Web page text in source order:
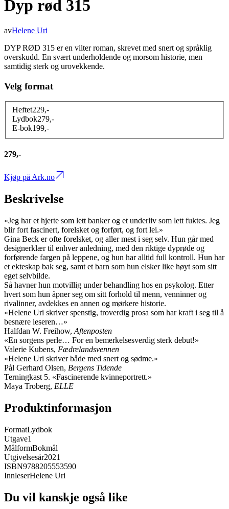
Dyp rød 315
avHelene Uri
DYP RØD 315 er en vilter roman, skrevet med snert og språklig
overskudd. En svært underholdende og morsom historie, men
samtidig sterk og urovekkende.
Velg format
Heftet229,-
Lydbok279,-
E-bok199,-
279,-
Kjøp på Ark.no
Beskrivelse
«Jeg har et hjerte som lett banker og et underliv som lett fuktes. Jeg
blir fort fascinert, forelsket og forført, og fort lei.»
Gina Beck er ofte forelsket, og aller mest i seg selv. Hun går med
designerklær til enhver anledning, med den riktige dyprøde og
forførende fargen på leppene, og hun har alltid full kontroll. Hun har
et ekteskap bak seg, samt et barn som hun elsker like høyt som sitt
eget selvbilde.
Så havner hun motvillig under behandling hos en psykolog. Etter
hvert som hun åpner seg om sitt forhold til menn, venninner og
rivalinner, avdekkes en annen og mørkere historie.
«Helene Uri skriver spenstig, troverdig prosa som har kraft i seg til å
besnære leseren…»
Halfdan W. Freihow, Aftenposten
«En sorgens perle… For en bemerkelsesverdig sterk debut!»
Valerie Kubens, Fædrelandsvennen
«Helene Uri skriver både med snert og sødme.»
Pål Gerhard Olsen, Bergens Tidende
Terningkast 5. «Fascinerende kvinneportrett.»
Maya Troberg, ELLE
Produktinformasjon
FormatLydbok
Utgave1
MålformBokmål
Utgivelsesår2021
ISBN9788205553590
InnleserHelene Uri
Du vil kanskje også like